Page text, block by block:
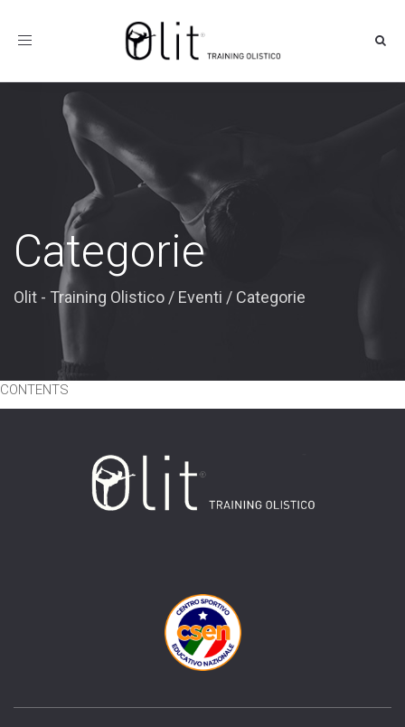
Toggle
Categorie
Olit - Training Olistico / Eventi / Categorie
CONTENTS